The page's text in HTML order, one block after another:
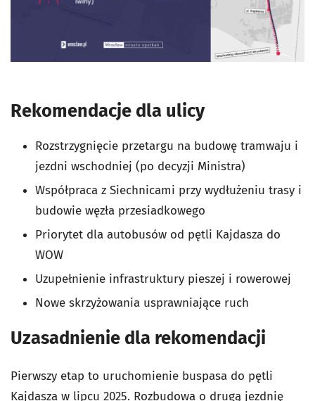
Rekomendacje dla ulicy
Rozstrzygnięcie przetargu na budowę tramwaju i
jezdni wschodniej (po decyzji Ministra)
Współpraca z Siechnicami przy wydłużeniu trasy i
budowie węzła przesiadkowego
Priorytet dla autobusów od pętli Kajdasza do
WOW
Uzupełnienie infrastruktury pieszej i rowerowej
Nowe skrzyżowania usprawniające ruch
Uzasadnienie dla rekomendacji
Pierwszy etap to uruchomienie buspasa do pętli
Kajdasza w lipcu 2025. Rozbudowa o drugą jezdnię